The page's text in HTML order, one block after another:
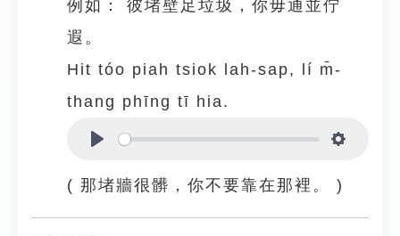
例如：
彼堵壁足垃圾，你毋通並佇
遐。
Hit tóo piah tsiok lah-sap, lí m̄-
thang phīng tī hia.
( 那堵牆很髒，你不要靠在那裡。 )